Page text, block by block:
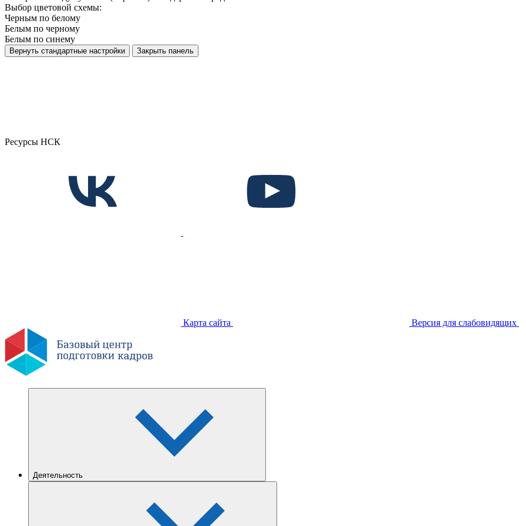
Выбор цветовой схемы:
Черным по белому
Белым по черному
Белым по синему
Вернуть стандартные настройки Закрыть панель
Ресурсы НСК
Карта сайта Версия для слабовидящих
Деятельность